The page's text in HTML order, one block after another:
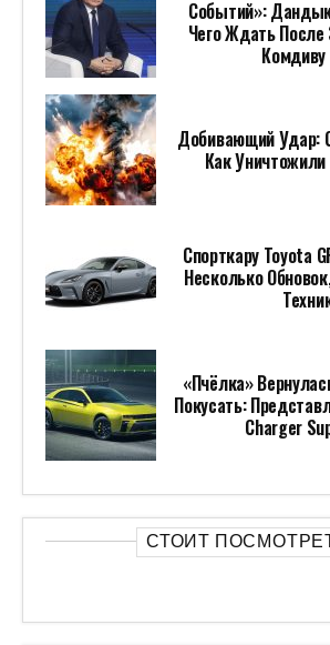
Событий»:
Чего Ждать После
Добивающий Удар:
Как
Спорткару Toyota
Несколько
«Пчёлка»
Покусать:
Charger
СТОИТ